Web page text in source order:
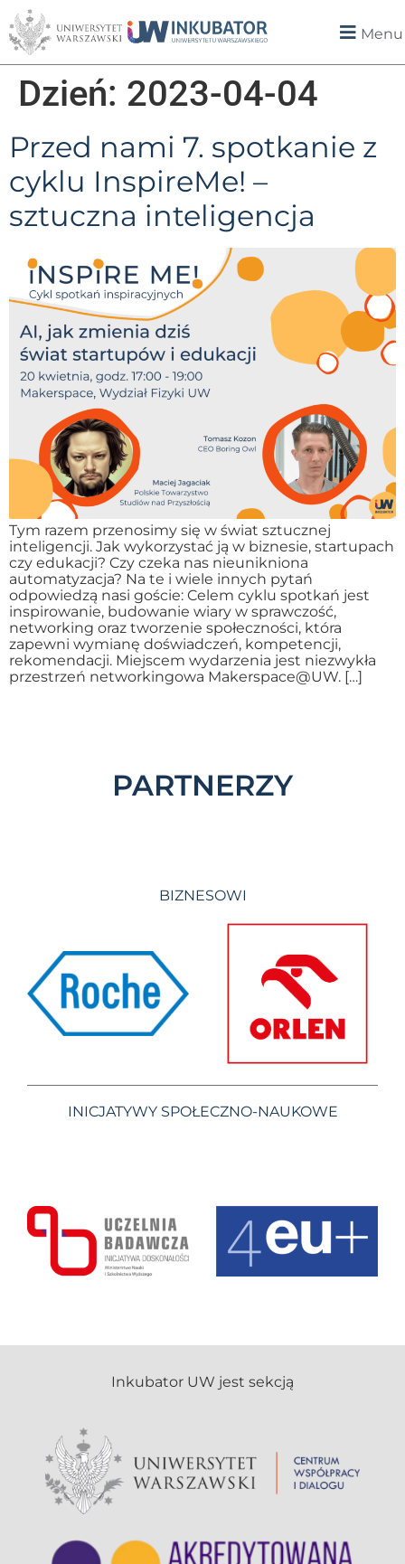
Menu
Dzień: 2023-04-04
Przed nami 7. spotkanie z
cyklu InspireMe! –
sztuczna inteligencja
Tym razem przenosimy się w świat sztucznej
inteligencji. Jak wykorzystać ją w biznesie, startupach
czy edukacji? Czy czeka nas nieunikniona
automatyzacja? Na te i wiele innych pytań
odpowiedzą nasi goście: Celem cyklu spotkań jest
inspirowanie, budowanie wiary w sprawczość,
networking oraz tworzenie społeczności, która
zapewni wymianę doświadczeń, kompetencji,
rekomendacji. Miejscem wydarzenia jest niezwykła
przestrzeń networkingowa Makerspace@UW. […]
PARTNERZY
BIZNESOWI
INICJATYWY SPOŁECZNO-NAUKOWE